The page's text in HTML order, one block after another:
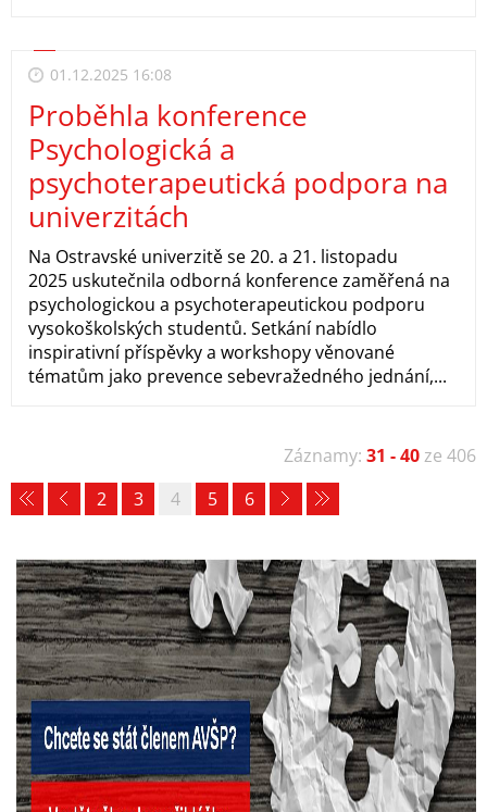
01.12.2025 16:08
Proběhla konference
Psychologická a
psychoterapeutická podpora na
univerzitách
Na Ostravské univerzitě se 20. a 21. listopadu
2025 uskutečnila odborná konference zaměřená na
psychologickou a psychoterapeutickou podporu
vysokoškolských studentů. Setkání nabídlo
inspirativní příspěvky a workshopy věnované
tématům jako prevence sebevražedného jednání,...
Záznamy: 31 - 40ze 406
2
3 4 5 6